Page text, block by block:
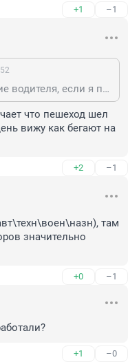
+1 –1
И на кой мне удостоверение водителя, если я пешеход? Вы там светофор не заметили?
что пешеход шел
вижу как бегают на
+2 –1
там
значительно
+0 –1
+1 –0